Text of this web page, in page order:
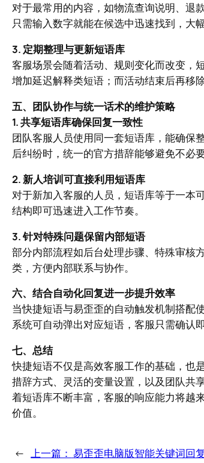
对于最常用的内容，如物流查询说明、退
只需输入数字就能在候选中迅速找到，大
3. 定期整理与更新短语库
客服场景会随着活动、规则变化而改变，
增加延迟解释类短语；而活动结束后再移
五、团队协作与统一话术的维护策略
1. 共享短语库确保回复一致性
团队客服人员使用同一套短语库，能确保
后纠纷时，统一的官方措辞能够避免不必要
2. 新人培训可直接利用短语库
对于新加入客服的人员，短语库等于一本
结构即可迅速进入工作节奏。
3. 针对特殊问题保留内部短语
部分内部流程如后台处理步骤、特殊审核
类，方便内部联系与协作。
六、结合自动化回复进一步提升效率
当快捷短语与易歪歪的自动触发机制搭配
系统可自动弹出对应短语，客服只需确认
七、总结
快捷短语不仅是高效客服工作的基础，也
措辞方式、灵活的变量设置，以及团队共
着短语库不断丰富，客服的响应能力将越
价值。
← 上一篇： 易歪歪电脑版智能关键词回